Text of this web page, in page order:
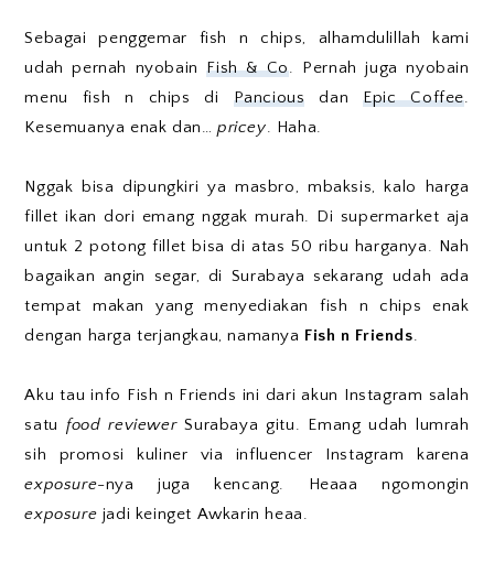
Sebagai penggemar fish n chips, alhamdulillah kami
udah pernah nyobainFish & Co. Pernah juga nyobain
menu fish n chips di Pancious danEpic Coffee.
Kesemuanya enak dan…pricey. Haha.
Nggak bisa dipungkiri ya masbro, mbaksis, kalo harga
fillet ikan dori emang nggak murah. Di supermarket aja
untuk 2 potong fillet bisa di atas 50 ribu harganya. Nah
bagaikan angin segar, di Surabaya sekarang udah ada
tempat makan yang menyediakan fish n chips enak
dengan harga terjangkau, namanya Fish n Friends.
Aku tau info Fish n Friends ini dari akun Instagram salah
satu food reviewerSurabaya gitu. Emang udah lumrah
sih promosi kuliner via influencer Instagram karena
exposure-nya juga kencang. Heaaa ngomongin
exposure jadi keinget Awkarin heaa.